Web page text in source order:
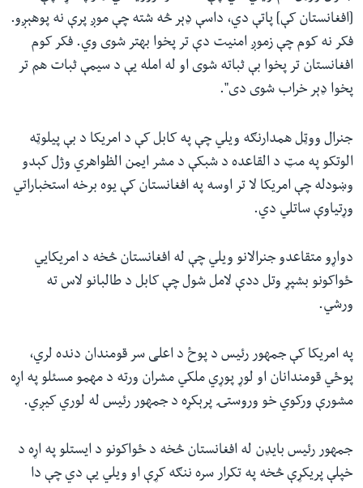
[افغانستان کې] پاتې دي، داسې ډېر څه شته چې موږ پرې نه پوهېږو.
فکر نه کوم چې زموږ امنیت دې تر پخوا بهتر شوی وي. فکر کوم
افغانستان تر پخوا بې ثباته شوی او له امله یې د سیمې ثبات هم تر
پخوا ډېر خراب شوی دی".
جنرال ووټل همدارنګه ویلي چې په کابل کې د امریکا د بې پیلوټه
الوتکو په مټ د القاعده د شبکې د مشر ایمن الظواهري وژل کېدو
وښودله چې امریکا لا تر اوسه په افغانستان کې یوه برخه استخباراتي
وړتیاوې ساتلي دي.
دواړو متقاعدو جنرالانو ویلي چې له افغانستان څخه د امریکايي
ځواکونو بشپړ وتل ددې لامل شول چې کابل د طالبانو لاس ته
ورشي.
په امریکا کې جمهور رئیس د پوځ د اعلی سر قومندان دنده لري،
پوځي قومندانان او لوړ پوړي ملکي مشران ورته د مهمو مسئلو په اړه
مشورې ورکوي خو وروستۍ پرېکړه د جمهور رئیس له لوري کیږي.
جمهور رئیس بایډن له افغانستان څخه د ځواکونو د ایستلو په اړه د
خپلې پریکړې څخه په تکرار سره ننګه کړې او ویلي یې دي چې دا